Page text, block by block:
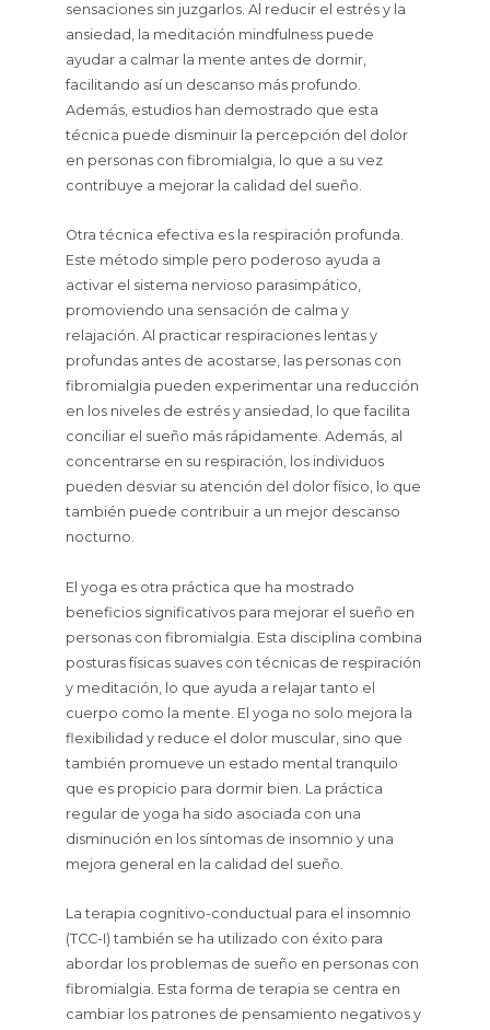
sensaciones sin juzgarlos. Al reducir el estrés y la
ansiedad, la meditación mindfulness puede
ayudar a calmar la mente antes de dormir,
facilitando así un descanso más profundo.
Además, estudios han demostrado que esta
técnica puede disminuir la percepción del dolor
en personas con fibromialgia, lo que a su vez
contribuye a mejorar la calidad del sueño.
Otra técnica efectiva es la respiración profunda.
Este método simple pero poderoso ayuda a
activar el sistema nervioso parasimpático,
promoviendo una sensación de calma y
relajación. Al practicar respiraciones lentas y
profundas antes de acostarse, las personas con
fibromialgia pueden experimentar una reducción
en los niveles de estrés y ansiedad, lo que facilita
conciliar el sueño más rápidamente. Además, al
concentrarse en su respiración, los individuos
pueden desviar su atención del dolor físico, lo que
también puede contribuir a un mejor descanso
nocturno.
El yoga es otra práctica que ha mostrado
beneficios significativos para mejorar el sueño en
personas con fibromialgia. Esta disciplina combina
posturas físicas suaves con técnicas de respiración
y meditación, lo que ayuda a relajar tanto el
cuerpo como la mente. El yoga no solo mejora la
flexibilidad y reduce el dolor muscular, sino que
también promueve un estado mental tranquilo
que es propicio para dormir bien. La práctica
regular de yoga ha sido asociada con una
disminución en los síntomas de insomnio y una
mejora general en la calidad del sueño.
La terapia cognitivo-conductual para el insomnio
(TCC-I) también se ha utilizado con éxito para
abordar los problemas de sueño en personas con
fibromialgia. Esta forma de terapia se centra en
cambiar los patrones de pensamiento negativos y